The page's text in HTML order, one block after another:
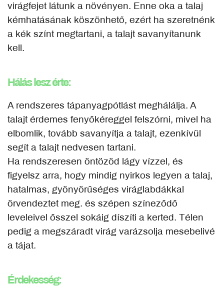
virágfejet látunk a növényen. Enne oka a talaj
kémhatásának köszönhető, ezért ha szeretnénk
a kék színt megtartani, a talajt savanyítanunk
kell.
Hálás lesz érte:
A rendszeres tápanyagpótlást meghálálja. A
talajt érdemes fenyőkéreggel felszórni, mivel ha
elbomlik, tovább savanyítja a talajt, ezenkívül
segít a talajt nedvesen tartani.
Ha rendszeresen öntözöd lágy vízzel, és
figyelsz arra, hogy mindig nyirkos legyen a talaj,
hatalmas, gyönyörűséges viráglabdákkal
örvendeztet meg. és szépen színeződő
leveleivel ősszel sokáig díszíti a kerted. Télen
pedig a megszáradt virág varázsolja mesebelivé
a tájat.
Érdekesség: